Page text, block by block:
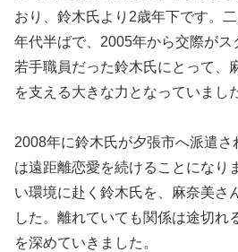
おり、鈴木氏より2歳年下です。
年代半ばで、2005年から交際が
若手職員だった鈴木氏にとって、
を支える大きな力となっていまし
2008年に鈴木氏が夕張市へ派遣さ
は遠距離恋愛を続けることになり
い環境に赴く鈴木氏を、麻奈美さ
した。離れていても関係は途切れ
を深めていきました。